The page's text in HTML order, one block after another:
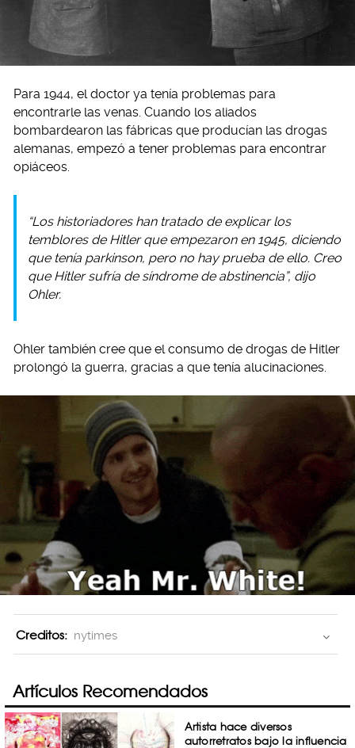
Para 1944, el doctor ya tenía problemas para
encontrarle las venas. Cuando los aliados
bombardearon las fábricas que producían las drogas
alemanas, empezó a tener problemas para encontrar
opiáceos.
“Los historiadores han tratado de explicar los
temblores de Hitler que empezaron en 1945, diciendo
que tenía parkinson, pero no hay prueba de ello. Creo
que Hitler sufría de síndrome de abstinencia”, dijo
Ohler.
Ohler también cree que el consumo de drogas de Hitler
prolongó la guerra, gracias a que tenía alucinaciones.
Creditos: nytimes
Artículos Recomendados
Artista hace diversos
autorretratos bajo la influencia